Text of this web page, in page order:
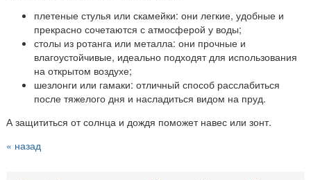
плетеные стулья или скамейки: они легкие, удобные и
прекрасно сочетаются с атмосферой у воды;
столы из ротанга или металла: они прочные и
влагоустойчивые, идеально подходят для использования
на открытом воздухе;
шезлонги или гамаки: отличный способ расслабиться
после тяжелого дня и насладиться видом на пруд.
А защититься от солнца и дождя поможет навес или зонт.
« назад